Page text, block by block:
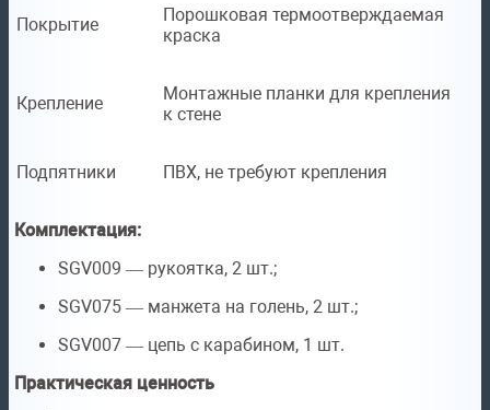
Покрытие
Порошковая термоотверждаемая
краска
Крепление
Монтажные планки для крепления
к стене
Подпятники ПВХ, не требуют крепления
Комплектация:
SGV009 — рукоятка, 2 шт.;
SGV075 — манжета на голень, 2 шт.;
SGV007 — цепь с карабином, 1 шт.
Практическая ценность